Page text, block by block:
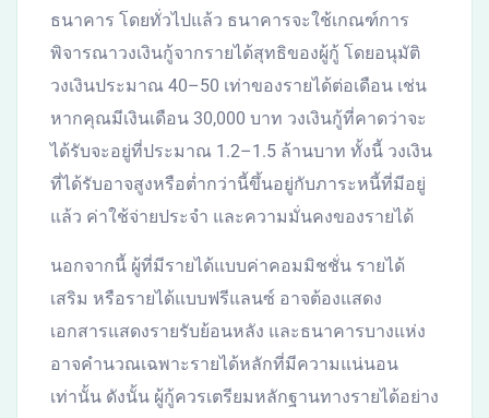
ธนาคาร โดยทั่วไปแล้ว ธนาคารจะใช้เกณฑ์การ
พิจารณาวงเงินกู้จากรายได้สุทธิของผู้กู้ โดยอนุมัติ
วงเงินประมาณ 40–50 เท่าของรายได้ต่อเดือน เช่น
หากคุณมีเงินเดือน 30,000 บาท วงเงินกู้ที่คาดว่าจะ
ได้รับจะอยู่ที่ประมาณ 1.2–1.5 ล้านบาท ทั้งนี้ วงเงิน
ที่ได้รับอาจสูงหรือต่ำกว่านี้ขึ้นอยู่กับภาระหนี้ที่มีอยู่
แล้ว ค่าใช้จ่ายประจำ และความมั่นคงของรายได้
นอกจากนี้ ผู้ที่มีรายได้แบบค่าคอมมิชชั่น รายได้
เสริม หรือรายได้แบบฟรีแลนซ์ อาจต้องแสดง
เอกสารแสดงรายรับย้อนหลัง และธนาคารบางแห่ง
อาจคำนวณเฉพาะรายได้หลักที่มีความแน่นอน
เท่านั้น ดังนั้น ผู้กู้ควรเตรียมหลักฐานทางรายได้อย่าง